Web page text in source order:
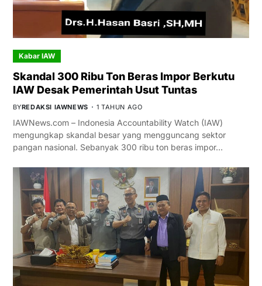
Kabar IAW
Skandal 300 Ribu Ton Beras Impor Berkutu
IAW Desak Pemerintah Usut Tuntas
BYREDAKSI IAWNEWS 1 TAHUN AGO
IAWNews.com – Indonesia Accountability Watch (IAW)
mengungkap skandal besar yang mengguncang sektor
pangan nasional. Sebanyak 300 ribu ton beras impor…